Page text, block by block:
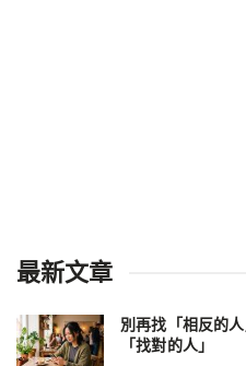
最新文章
別再找「相反的
「找對的人」